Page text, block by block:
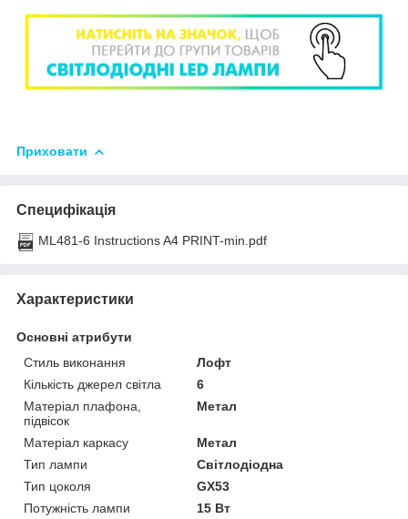
Приховати
Специфікація
ML481-6 Instructions A4 PRINT-min.pdf
Характеристики
Основні атрибути
Стиль виконання
Лофт
Кількість джерел світла
6
Матеріал плафона,
підвісок
Метал
Матеріал каркасу
Метал
Тип лампи
Світлодіодна
Тип цоколя
GX53
Потужність лампи
15 Вт